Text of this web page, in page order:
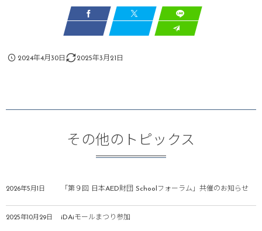
2024年4月30日 2025年3月21日
その他のトピックス
2026年5月1日 「第９回 日本AED財団 Schoolフォーラム」共催のお知らせ
2025年10月29日 iDAiモールまつり参加